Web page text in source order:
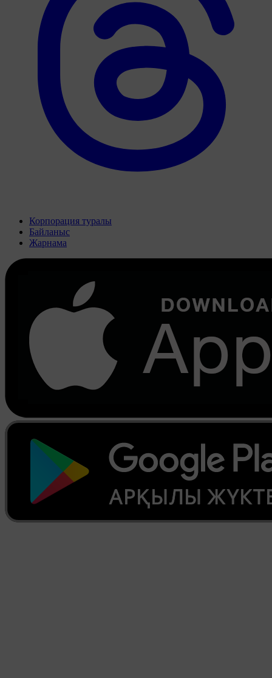
Корпорация туралы
Байланыс
Жарнама